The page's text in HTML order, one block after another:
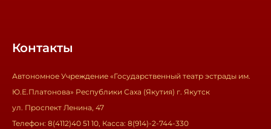
Контакты
Автономное Учреждение «Государственный театр эстрады им.
Ю.Е.Платонова» Республики Саха (Якутия) г. Якутск
ул. Проспект Ленина, 47
Телефон: 8(4112)40 51 10, Касса: 8(914)-2-744-330